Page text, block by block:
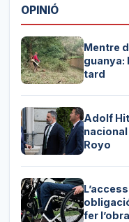
OPINIÓ
Mentre
guanya:
tard
Adolf
nacional
Royo
fer l’obra